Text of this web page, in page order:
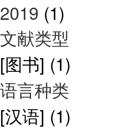
2019 (1)
文献类型
[图书] (1)
语言种类
[汉语] (1)